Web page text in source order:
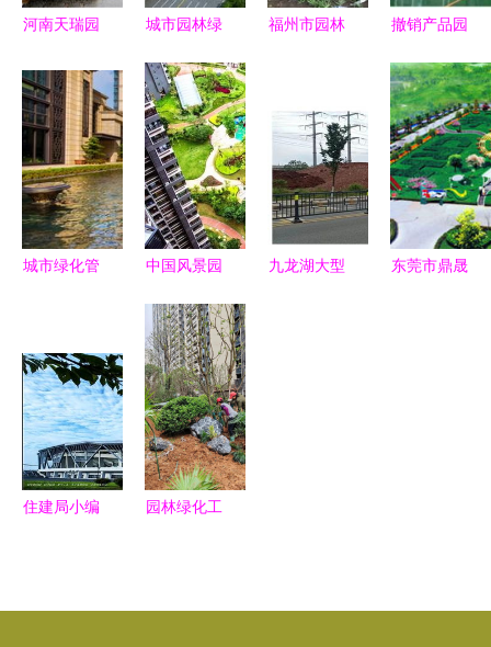
河南天瑞园
安阳地区卵
石路面施工
方案与最低
优惠价格解
析
城市园林绿
及验收规范
推动可持续
发展的绿色
引擎
福州市园林
以优质绿化
献礼十九大
撤销产品园
布与建筑施
工无纺布定
制对城市绿
化管理的战
略影响分析
城市绿化管
割方法与技
巧详解
中国风景园
园林工程精
品项目回顾
与城市绿化
管理实践
九龙湖大型
东莞市鼎晟
住建局小编
园林绿化工